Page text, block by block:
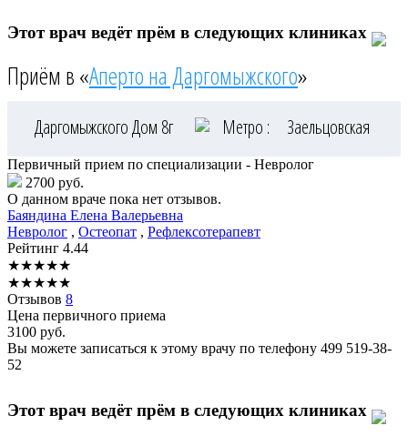
Этот врач ведёт прём в следующих клиниках
Приём в «Аперто на Даргомыжского»
Даргомыжского Дом 8г Метро : Заельцовская
Первичный прием по специализации - Невролог
2700 руб.
О данном враче пока нет отзывов.
Баяндина Елена Валерьевна
Невролог , Остеопат , Рефлексотерапевт
Рейтинг 4.44
★★★★★
★★★★★
Отзывов 8
Цена первичного приема
3100 руб.
Вы можете записаться к этому врачу по телефону 499 519-38-
52
Этот врач ведёт прём в следующих клиниках